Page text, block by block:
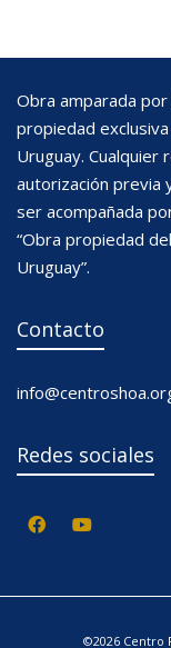
Obra amparada
propiedad
Uruguay. Cualquier
autorización previa
ser acompañada
“Obra propiedad
Uruguay”.
Contacto
Redes sociales
©2026 Centro